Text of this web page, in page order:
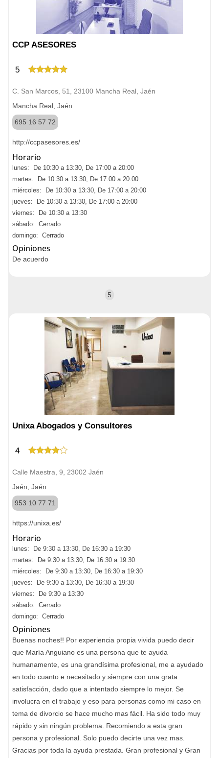
CCP ASESORES
5
C. San Marcos, 51, 23100 Mancha Real, Jaén
Mancha Real, Jaén
695 16 57 72
http://ccpasesores.es/
Horario
lunes: De 10:30 a 13:30, De 17:00 a 20:00
martes: De 10:30 a 13:30, De 17:00 a 20:00
miércoles: De 10:30 a 13:30, De 17:00 a 20:00
jueves: De 10:30 a 13:30, De 17:00 a 20:00
viernes: De 10:30 a 13:30
sábado: Cerrado
domingo: Cerrado
Opiniones
De acuerdo
5
Unixa Abogados y Consultores
4
Calle Maestra, 9, 23002 Jaén
Jaén, Jaén
953 10 77 71
https://unixa.es/
Horario
lunes: De 9:30 a 13:30, De 16:30 a 19:30
martes: De 9:30 a 13:30, De 16:30 a 19:30
miércoles: De 9:30 a 13:30, De 16:30 a 19:30
jueves: De 9:30 a 13:30, De 16:30 a 19:30
viernes: De 9:30 a 13:30
sábado: Cerrado
domingo: Cerrado
Opiniones
Buenas noches!! Por experiencia propia vivida puedo decir
que María Anguiano es una persona que te ayuda
humanamente, es una grandísima profesional, me a ayudado
en todo cuanto e necesitado y siempre con una grata
satisfacción, dado que a intentado siempre lo mejor. Se
involucra en el trabajo y eso para personas como mi caso en
tema de divorcio se hace mucho mas fácil. Ha sido todo muy
rápido y sin ningún problema. Recomiendo a esta gran
persona y profesional. Solo puedo decirte una vez mas.
Gracias por toda la ayuda prestada. Gran profesional y Gran